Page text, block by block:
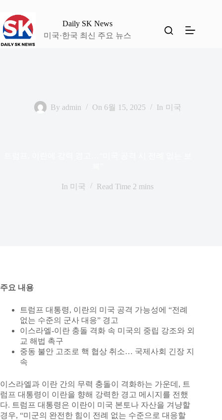
으
로
건
Daily SK News
미국·한국 최신 주요 뉴스
By admin On 6월 15, 2025 In 미국
In 미국 Read Time 2 mins
주요 내용
트럼프 대통령, 이란의 미국 공격 가능성에 “전례
없는 수준의 군사 대응” 경고
이스라엘-이란 충돌 격화 속 미국의 중립 강조와 외
교 해법 촉구
중동 불안 고조로 핵 협상 취소… 국제사회 긴장 지
속
이스라엘과 이란 간의 무력 충돌이 격화하는 가운데, 트
럼프 대통령이 이란을 향해 강력한 경고 메시지를 전했
다. 트럼프 대통령은 이란이 미국 본토나 자산을 겨냥할
경우, “미군의 완전한 힘이 전례 없는 수준으로 대응할